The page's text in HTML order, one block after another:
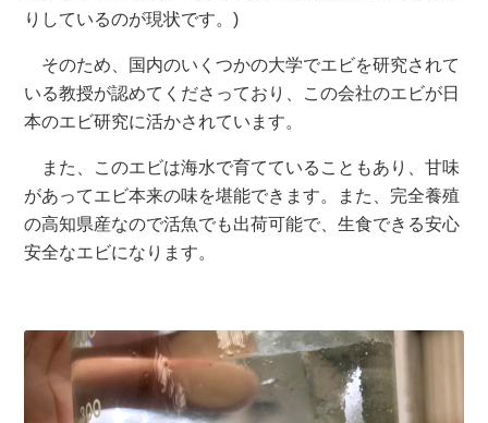
りしているのが現状です。)
そのため、国内のいくつかの大学でエビを研究されて
いる教授が認めてくださっており、この会社のエビが日
本のエビ研究に活かされています。
また、このエビは海水で育てていることもあり、甘味
があってエビ本来の味を堪能できます。また、完全養殖
の高知県産なので活魚でも出荷可能で、生食できる安心
安全なエビになります。